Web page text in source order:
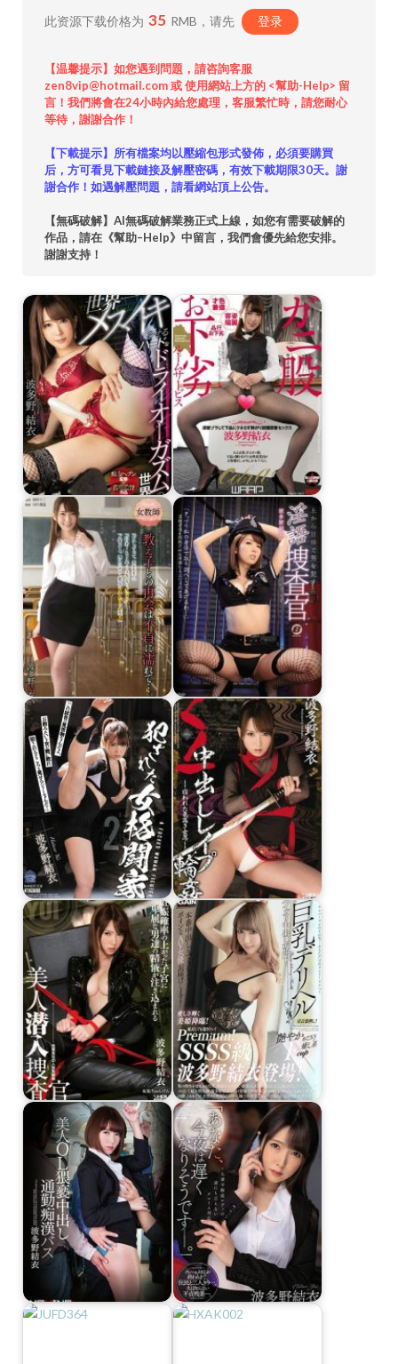
此资源下载价格为 35 RMB，请先 登录
【温馨提示】如您遇到問題，請咨詢客服
zen8vip@hotmail.com 或 使用網站上方的 <幫助-Help> 留
言！我們將會在24小時內給您處理，客服繁忙時，請您耐心
等待，謝謝合作！
【下載提示】所有檔案均以壓縮包形式發佈，必須要購買
后，方可看見下載鏈接及解壓密碼，有效下載期限30天。謝
謝合作！如遇解壓問題，請看網站頂上公告。
【無碼破解】AI無碼破解業務正式上線，如您有需要破解的
作品，請在《幫助–Help》中留言，我們會優先給您安排。
謝謝支持！